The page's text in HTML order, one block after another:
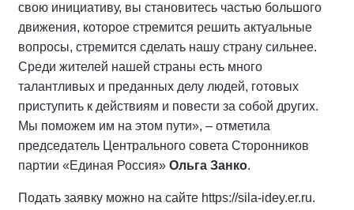
свою инициативу, вы становитесь частью большого
движения, которое стремится решить актуальные
вопросы, стремится сделать нашу страну сильнее.
Среди жителей нашей страны есть много
талантливых и преданных делу людей, готовых
приступить к действиям и повести за собой других.
Мы поможем им на этом пути», – отметила
председатель Центрального совета Сторонников
партии «Единая Россия» Ольга Занко.
Подать заявку можно на сайте https://sila-idey.er.ru.